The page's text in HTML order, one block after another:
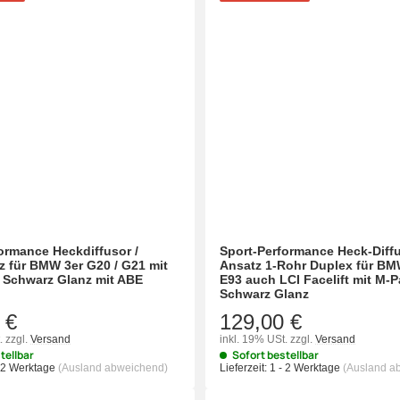
Heckdiffusor /
für BMW 3er G20 / G21 mit
Glanz mit ABE
€
zzgl. Versand
Werktage (Ausland abweichend)
Sport-Performance Heck-
Ansatz 1-Rohr Duplex für
E93 auch LCI Facelift mit M-
Schwarz Glanz
129,00 €
inkl. 19% USt. zzgl. Versand
Sofort bestellbar
Lieferzeit: 1 - 2 Werktage (Ausland